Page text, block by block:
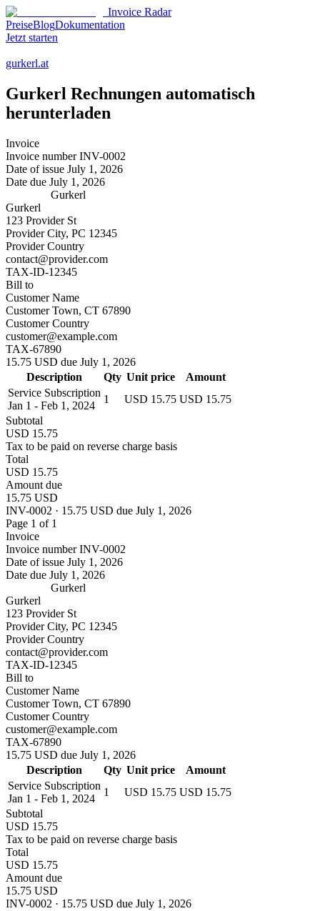
Invoice Radar
PreiseBlogDokumentation
Jetzt starten
gurkerl.at
Gurkerl Rechnungen automatisch
herunterladen
Invoice
Invoice numberINV-0002
Date of issue July 1, 2026
Date due July 1, 2026
Gurkerl
Gurkerl
123 Provider St
Provider City, PC 12345
Provider Country
contact@provider.com
TAX-ID-12345
Bill to
Customer Name
Customer Town, CT 67890
Customer Country
customer@example.com
TAX-67890
15.75 USD due July 1, 2026
Description
Qty Unit price
Amount
Service Subscription
Jan 1 - Feb 1, 2024
1 USD 15.75 USD 15.75
Subtotal
USD 15.75
Tax to be paid on reverse charge basis
Total
USD 15.75
Amount due
15.75 USD
INV-0002 · 15.75 USD due July 1, 2026
Page 1 of 1
Invoice
Invoice numberINV-0002
Date of issue July 1, 2026
Date due July 1, 2026
Gurkerl
Gurkerl
123 Provider St
Provider City, PC 12345
Provider Country
contact@provider.com
TAX-ID-12345
Bill to
Customer Name
Customer Town, CT 67890
Customer Country
customer@example.com
TAX-67890
15.75 USD due July 1, 2026
Description
Qty Unit price
Amount
Service Subscription
Jan 1 - Feb 1, 2024
1 USD 15.75 USD 15.75
Subtotal
USD 15.75
Tax to be paid on reverse charge basis
Total
USD 15.75
Amount due
15.75 USD
INV-0002 · 15.75 USD due July 1, 2026